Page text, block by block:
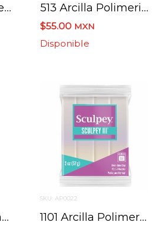
505 Arcilla Polimerica Sculpey Iii S302 Turquesa 57 G. 513 Arcilla Polimerica Sculpey Iii S302 Purpura 57 G.
$55.00 MXN
Disponible
1086 Arcilla Polimerica Sculpey Iii S302 Oro 57 G.
SKU: AP0022
1101 Arcilla Polimerica Sculpey Iii S302 Perla 57 G.